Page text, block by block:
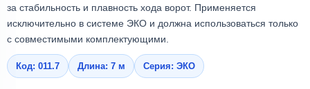
за стабильность и плавность хода ворот. Применяется
исключительно в системе ЭКО и должна использоваться только
с совместимыми комплектующими.
Код: 011.7 Длина: 7 м Серия: ЭКО